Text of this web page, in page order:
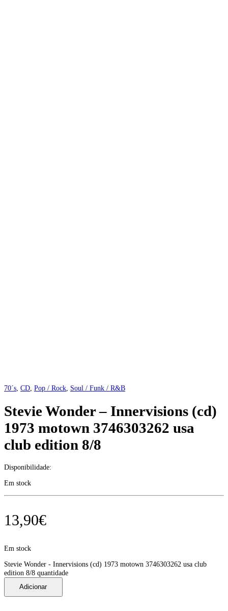
70´s, CD, Pop / Rock, Soul / Funk / R&B
Stevie Wonder – Innervisions (cd)
1973 motown 3746303262 usa
club edition 8/8
Disponibilidade:
Em stock
13,90€
Em stock
Stevie Wonder - Innervisions (cd) 1973 motown 3746303262 usa club
edition 8/8 quantidade
Adicionar